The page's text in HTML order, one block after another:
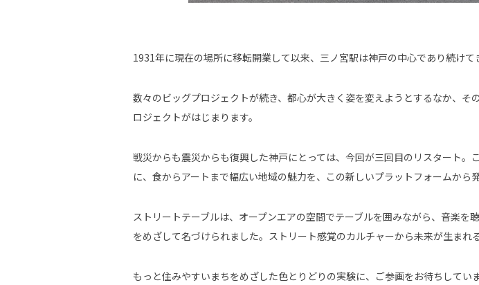
1931年に現在の場所に移転開業して以来、三ノ宮駅は神戸の中心であり続けて
数々のビッグプロジェクトが続き、都心が大きく姿を変えようとするなか、
ロジェクトがはじまります。
戦災からも震災からも復興した神戸にとっては、今回が三回目のリスタート
に、食からアートまで幅広い地域の魅力を、この新しいプラットフォームから発
ストリートテーブルは、オープンエアの空間でテーブルを囲みながら、音楽
をめざして名づけられました。ストリート感覚のカルチャーから未来が生まれ
もっと住みやすいまちをめざした色とりどりの実験に、ご参画をお待ちしていま